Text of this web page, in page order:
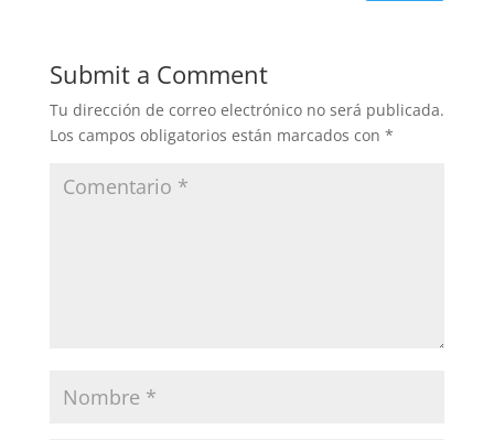
Submit a Comment
Tu dirección de correo electrónico no será publicada.
Los campos obligatorios están marcados con *